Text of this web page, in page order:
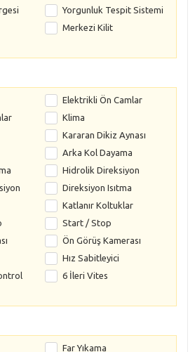
Yorgunluk Tespit Sistemi
Merkezi Kilit
Elektrikli Ön Camlar
Klima
Kararan Dikiz Aynası
Arka Kol Dayama
Hidrolik Direksiyon
Direksiyon Isıtma
Katlanır Koltuklar
Start / Stop
Ön Görüş Kamerası
Hız Sabitleyici
6 İleri Vites
Far Yıkama